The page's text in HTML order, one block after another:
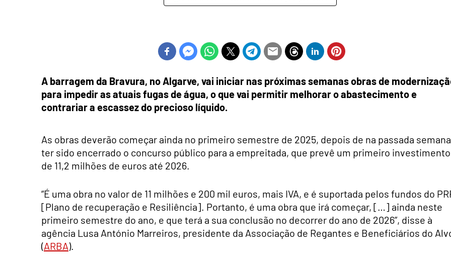
A barragem da Bravura, no Algarve, vai iniciar nas próximas semanas obras de
para impedir as atuais fugas de água, o que vai permitir melhorar o abastecimento e
contrariar a escassez do precioso líquido.
As obras deverão começar ainda no primeiro semestre de 2025, depois de na passada semana
ter sido encerrado o concurso público para a empreitada, que prevê um primeiro investimento
de 11,2 milhões de euros até 2026.
“É uma obra no valor de 11 milhões e 200 mil euros, mais IVA, e é suportada pelos fundos do
[Plano de recuperação e Resiliência]. Portanto, é uma obra que irá começar, […] ainda neste
primeiro semestre do ano, e que terá a sua conclusão no decorrer do ano de 2026”, disse à
agência Lusa António Marreiros, presidente da Associação de Regantes e Beneficiários do
(ARBA).